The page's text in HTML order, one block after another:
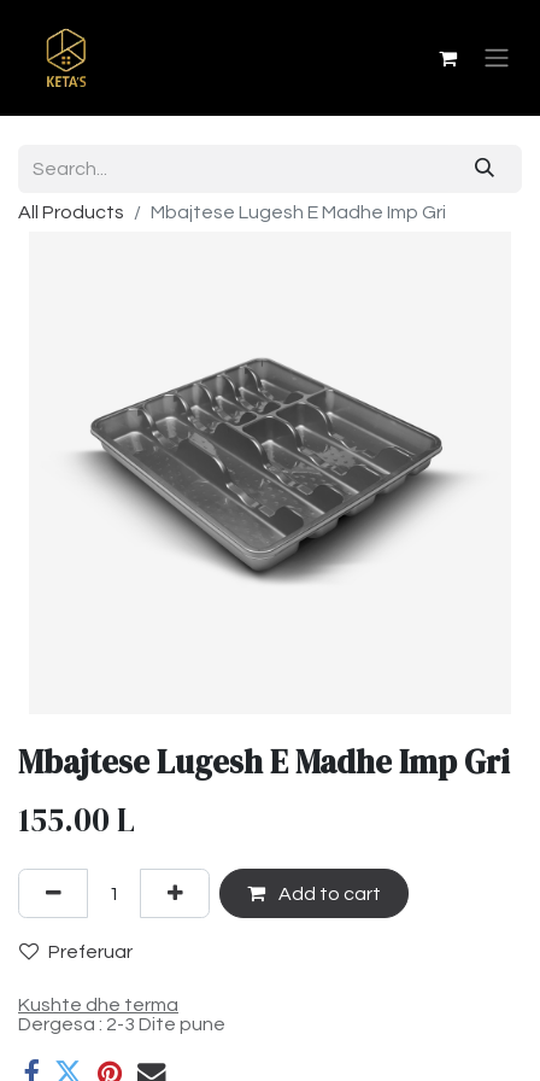
All Products Mbajtese Lugesh E Madhe Imp Gri
Mbajtese Lugesh E Madhe Imp Gri
155.00L
Add to cart
Preferuar
Kushte dhe terma
Dergesa : 2-3 Dite pune